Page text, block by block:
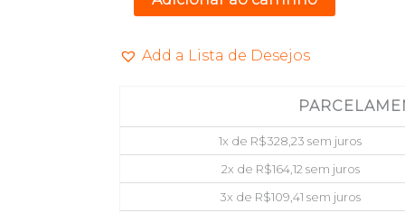
BRANCO
3
FONTE
PIXXO
CG200W
Add a Lista de Desejos
1x de R$328,23 sem juros
2x de R$164,12 sem juros
3x de R$109,41 sem juros